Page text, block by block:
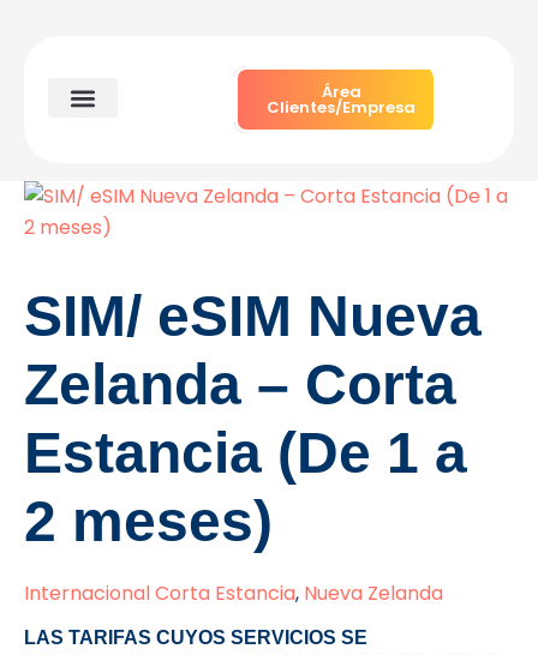
Área
Clientes/Empresa
SIM/ eSIM Nueva
Zelanda – Corta
Estancia (De 1 a
2 meses)
Internacional Corta Estancia, Nueva Zelanda
LAS TARIFAS CUYOS SERVICIOS SE